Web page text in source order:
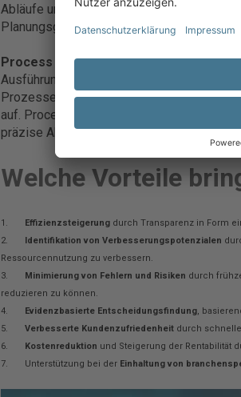
Abläufe und Interaktionen zwischen
Planungsgrundlage und helfen, den
Process Mining:Im Gegensatz dazu
Ausführung von Prozessen generiert
Prozessen und deckt Abweichungen
auf. Process Mining ist daher weniger auf
präzise Abbildung der Realität zur
Welche Vorteile
1. Effizienzsteigerung durch Transparenz in Form
2. Identifikation von Verbesserungspotenzialen
Ressourcennutzung zu verbessern.
3. Minimierung von Fehlern und Risiken durch
reduzieren zu können.
4. Evidenzbasierte Entscheidungsfindung,
5. Verbesserte Kundenzufriedenheit durch
6. Kostenreduktion und Steigerung der Rentabilität
7. Unterstützung bei der Einhaltung von